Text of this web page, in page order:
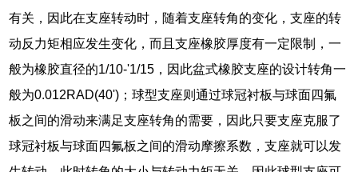
有关，因此在支座转动时，随着支座转角的变化，支座的转
动反力矩相应发生变化，而且支座橡胶厚度有一定限制，一
般为橡胶直径的1/10-'1/15，因此盆式橡胶支座的设计转角一
般为0.012RAD(40')；球型支座则通过球冠衬板与球面四氟
板之间的滑动来满足支座转角的需要，因此只要支座克服了
球冠衬板与球面四氟板之间的滑动摩擦系数，支座就可以发